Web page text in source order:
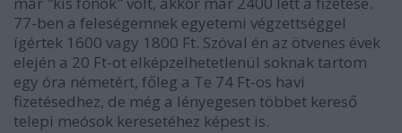
77-ben a feleségemnek egyetemi végzettséggel
ígértek 1600 vagy 1800 Ft. Szóval én az ötvenes évek
elején a 20 Ft-ot elképzelhetetlenül soknak tartom
egy óra németért, főleg a Te 74 Ft-os havi
fizetésedhez, de még a lényegesen többet kereső
telepi meósok keresetéhez képest is.